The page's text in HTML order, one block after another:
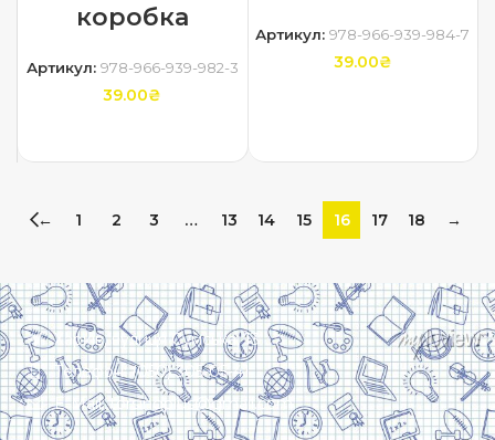
коробка
Артикул: 978-966-939-982-3
39.00₴
Артикул:978-966-939-984-7
39.00₴
← 1 2 3 … 13 14 15 16 17 18 →
Харків, вулиця Сумська, 13
Телефон: (050) 305-05-41
E-Mail: torsingplus@gmail.com